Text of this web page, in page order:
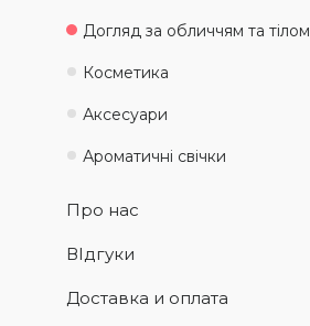
Догляд за обличчям та тілом
Косметика
Аксесуари
Ароматичні свічки
Про нас
ВІдгуки
Доставка и оплата